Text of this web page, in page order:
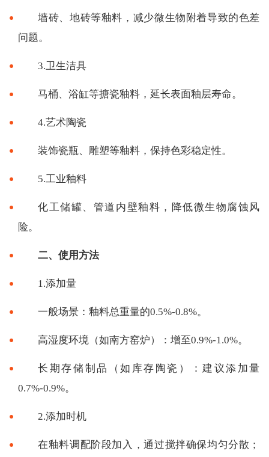
墙砖、地砖等釉料，减少微生物附着导致的色差
问题。
3.卫生洁具
马桶、浴缸等搪瓷釉料，延长表面釉层寿命。
4.艺术陶瓷
装饰瓷瓶、雕塑等釉料，保持色彩稳定性。
5.工业釉料
化工储罐、管道内壁釉料，降低微生物腐蚀风
险。
二、使用方法
1.添加量
一般场景：釉料总重量的0.5%-0.8%。
高湿度环境（如南方窑炉）：增至0.9%-1.0%。
长期存储制品（如库存陶瓷）：建议添加量
0.7%-0.9%。
2.添加时机
在釉料调配阶段加入，通过搅拌确保均匀分散；